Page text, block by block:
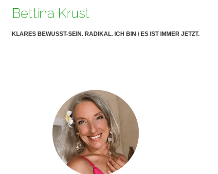
Bettina Krust
KLARES BEWUSST-SEIN. RADIKAL. ICH BIN / ES IST IMMER JETZT.